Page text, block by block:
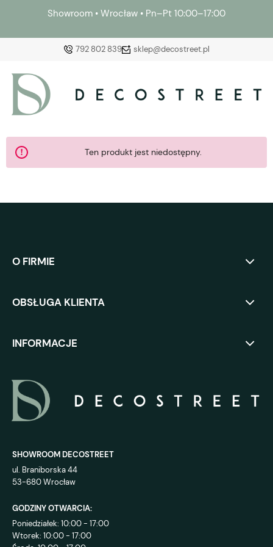
Showroom • Wrocław • Pn–Pt 10:00–17:00
792 802 839 sklep@decostreet.pl
Ten produkt jest niedostępny.
O FIRMIE
OBSŁUGA KLIENTA
INFORMACJE
SHOWROOM DECOSTREET
ul. Braniborska 44
53-680 Wrocław
GODZINY OTWARCIA:
Poniedziałek: 10:00 - 17:00
Wtorek: 10:00 - 17:00